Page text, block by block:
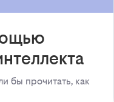
бы прочитать, как